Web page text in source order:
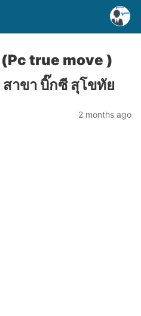
true move )
าขา บิ๊กซี สุโขทัย
2 months ago